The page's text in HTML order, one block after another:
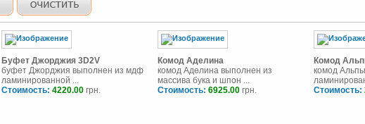
Буфет Джорджия 3D2V
буфет Джорджия выполнен из мдф
ламинированной ...
Стоимость: 4220.00 грн.
Комод Аделина
комод Аделина выполнен из
массива бука и шпон ...
Стоимость: 6925.00 грн.
Комод
комод
Стоимость: